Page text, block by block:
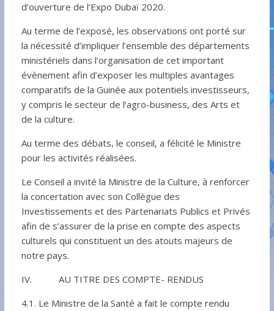
d’ouverture de l’Expo Dubaï 2020.
Au terme de l’exposé, les observations ont porté sur
la nécessité d’impliquer l’ensemble des départements
ministériels dans l’organisation de cet important
évènement afin d’exposer les multiples avantages
comparatifs de la Guinée aux potentiels investisseurs,
y compris le secteur de l’agro-business, des Arts et
de la culture.
Au terme des débats, le conseil, a félicité le Ministre
pour les activités réalisées.
Le Conseil a invité la Ministre de la Culture, à renforcer
la concertation avec son Collègue des
Investissements et des Partenariats Publics et Privés
afin de s’assurer de la prise en compte des aspects
culturels qui constituent un des atouts majeurs de
notre pays.
IV. AU TITRE DES COMPTE- RENDUS
4.1. Le Ministre de la Santé a fait le compte rendu